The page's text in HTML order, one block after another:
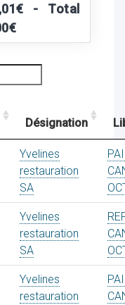
- Total
Désignation
Yvelines
restauration
SA
Yvelines
restauration
SA
Yvelines
restauration